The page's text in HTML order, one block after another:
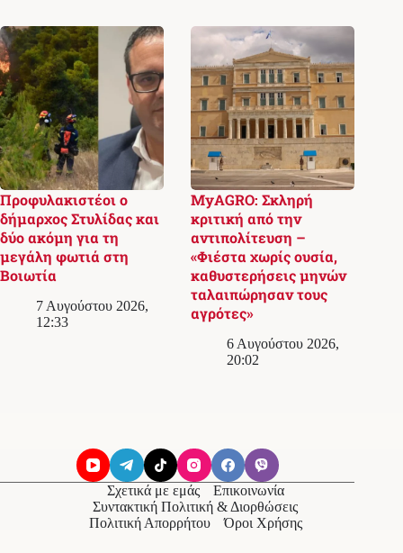
Προφυλακιστέοι ο
δήμαρχος Στυλίδας και
δύο ακόμη για τη
μεγάλη φωτιά στη
Βοιωτία
7 Αυγούστου 2026,
12:33
MyAGRO: Σκληρή
κριτική από την
αντιπολίτευση –
«Φιέστα χωρίς ουσία,
καθυστερήσεις μηνών
ταλαιπώρησαν τους
αγρότες»
6 Αυγούστου 2026,
20:02
Σχετικά με εμάς
Επικοινωνία
Συντακτική Πολιτική & Διορθώσεις
Πολιτική Απορρήτου
Όροι Χρήσης